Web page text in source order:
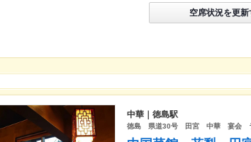
空席状況を更新
中華｜徳島駅
徳島 県道30号 田宮 中華 宴会